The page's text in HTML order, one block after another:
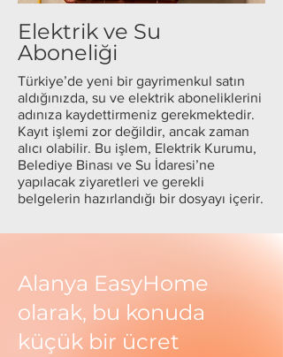
Elektrik ve Su
Aboneliği
Türkiye’de yeni bir gayrimenkul satın
aldığınızda, su ve elektrik aboneliklerini
adınıza kaydettirmeniz gerekmektedir.
Kayıt işlemi zor değildir, ancak zaman
alıcı olabilir. Bu işlem, Elektrik Kurumu,
Belediye Binası ve Su İdaresi’ne
yapılacak ziyaretleri ve gerekli
belgelerin hazırlandığı bir dosyayı içerir.
Alanya EasyHome
olarak, bu konuda
küçük bir ücret